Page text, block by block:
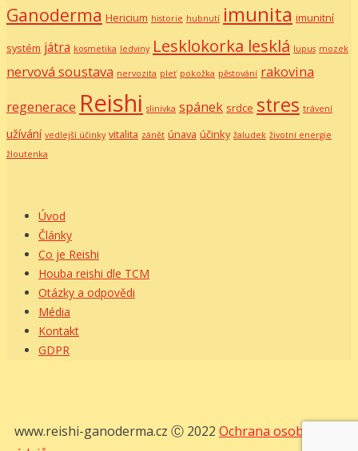
Ganoderma Hericium historie hubnutí imunita imunitní
systém játra kosmetika ledviny Lesklokorka lesklá lupus mozek
nervová soustava nervozita pleť pokožka pěstování rakovina
regenerace Reishi slinivka spánek srdce stres trávení
užívání vedlejší účinky vitalita zánět únava účinky žaludek životní energie
žloutenka
Úvod
Články
Co je Reishi
Houba reishi dle TCM
Otázky a odpovědi
Média
Kontakt
GDPR
www.reishi-ganoderma.cz Ⓒ 2022 Ochrana osobních